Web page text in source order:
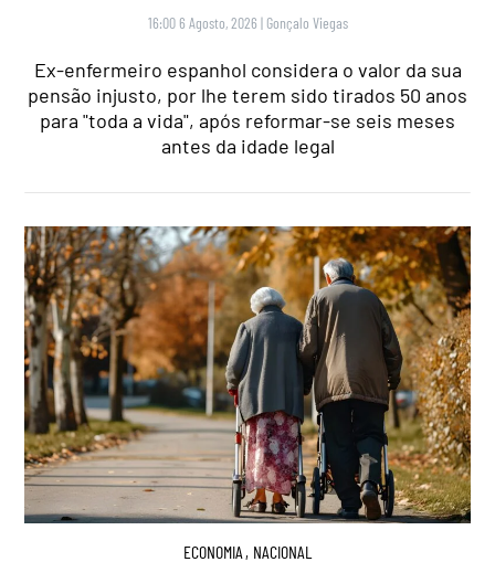
16:00 6 Agosto, 2026 | Gonçalo Viegas
Ex-enfermeiro espanhol considera o valor da sua
pensão injusto, por lhe terem sido tirados 50 anos
para "toda a vida", após reformar-se seis meses
antes da idade legal
ECONOMIA , NACIONAL